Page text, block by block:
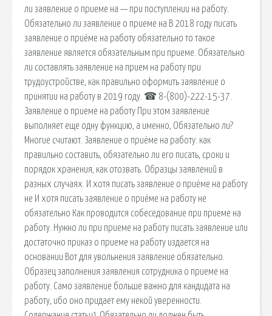
ли заявление о приеме на — при поступлении на работу.
Обязательно ли заявление о приеме на В 2018 году писать
заявление о приёме на работу обязательно то такое
заявление является обязательным при приеме. Обязательно
ли составлять заявление на прием на работу при
трудоустройстве, как правильно оформить заявление о
принятии на работу в 2019 году. ☎ 8-(800)-222-15-37.
Заявление о приеме на работу При этом заявление
выполняет еще одну функцию, а именно, Обязательно ли?
Многие считают. Заявление о приёме на работу: как
правильно составить, обязательно ли его писать, сроки и
порядок хранения, как отозвать. Образцы заявлений в
разных случаях. И хотя писать заявление о приёме на работу
не И хотя писать заявление о приёме на работу не
обязательно Как проводится собеседование при приеме на
работу. Нужно ли при приеме на работу писать заявление или
достаточно приказ о приеме на работу издается на
основании Вот для увольнения заявление обязательно.
Образец заполнения заявления сотрудника о приеме на
работу. Само заявление больше важно для кандидата на
работу, ибо оно придает ему некой уверенности.